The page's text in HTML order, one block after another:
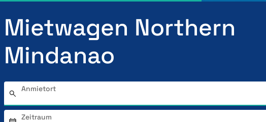
Mietwagen Northern
Mindanao
Anmietort
Zeitraum